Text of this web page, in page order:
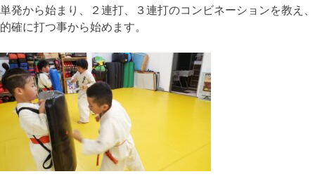
単発から始まり、２連打、３連打のコンビネーションを教え、
的確に打つ事から始めます。